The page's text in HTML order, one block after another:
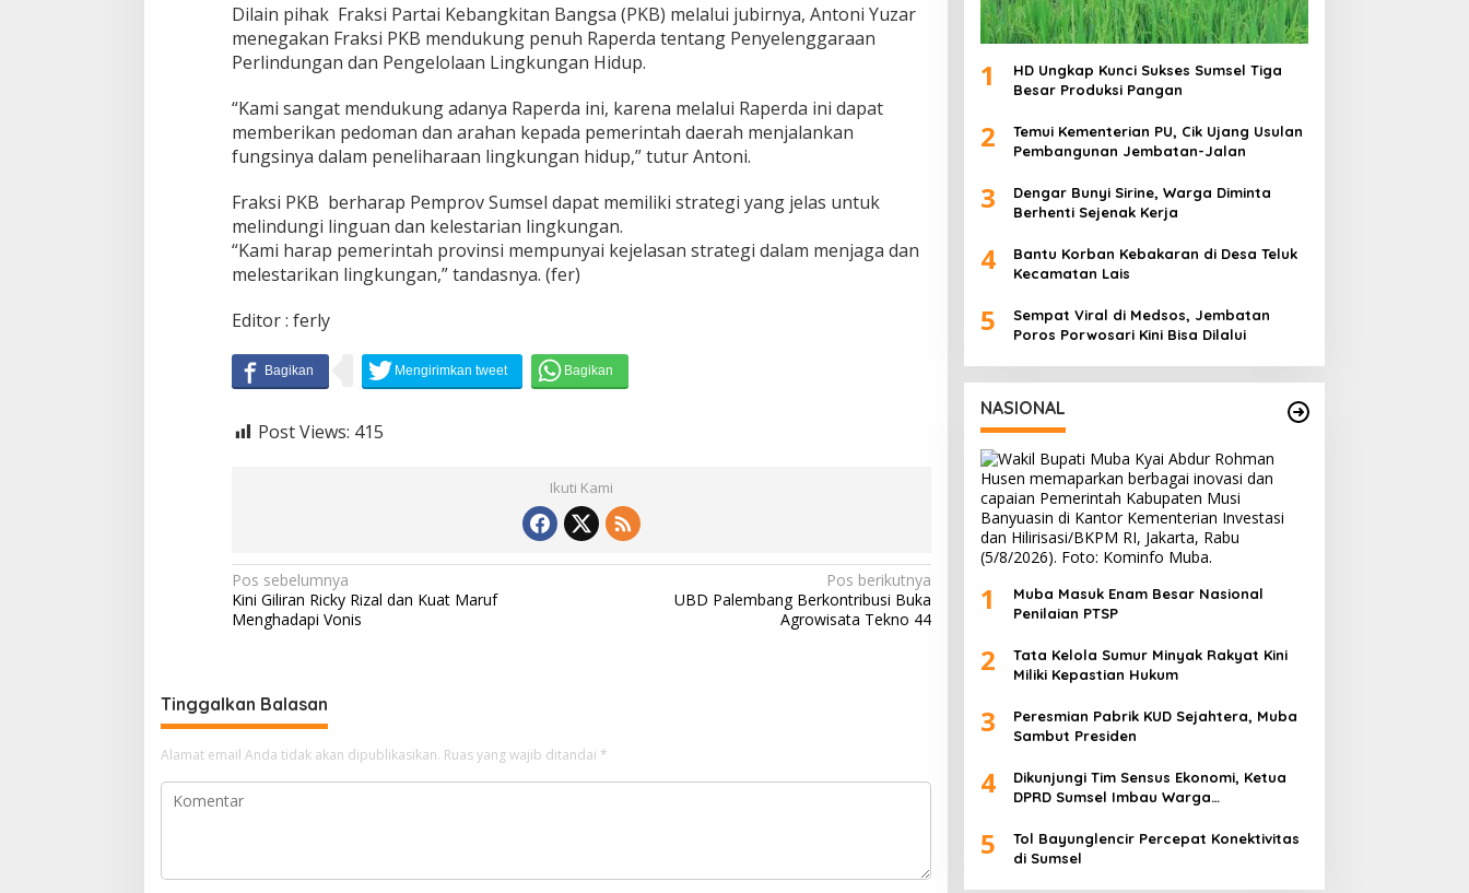
Dilain pihak Fraksi Partai Kebangkitan Bangsa (PKB) melalui jubirnya, Antoni Yuzar
menegakan Fraksi PKB mendukung penuh Raperda tentang Penyelenggaraan
Perlindungan dan Pengelolaan Lingkungan Hidup.
“Kami sangat mendukung adanya Raperda ini, karena melalui Raperda ini dapat
memberikan pedoman dan arahan kepada pemerintah daerah menjalankan
fungsinya dalam peneliharaan lingkungan hidup,” tutur Antoni.
Fraksi PKB berharap Pemprov Sumsel dapat memiliki strategi yang jelas untuk
melindungi linguan dan kelestarian lingkungan.
“Kami harap pemerintah provinsi mempunyai kejelasan strategi dalam menjaga dan
melestarikan lingkungan,” tandasnya. (fer)
Editor : ferly
Post Views: 415
Ikuti Kami
N
a
g
a
s
i
Pos sebelumnya
Kini Giliran Ricky Rizal dan Kuat Maruf
Menghadapi Vonis
Pos berikutnya
UBD Palembang Berkontribusi Buka
Agrowisata Tekno 44
Tinggalkan Balasan
Alamat email Anda tidak akan dipublikasikan. Ruas yang wajib ditandai *
1
HD Ungkap Kunci Sukses Sumsel Tiga
Besar Produksi Pangan
2
Temui Kementerian PU, Cik Ujang Usulan
Pembangunan Jembatan-Jalan
3
Dengar Bunyi Sirine, Warga Diminta
Berhenti Sejenak Kerja
4
Bantu Korban Kebakaran di Desa Teluk
Kecamatan Lais
5
Sempat Viral di Medsos, Jembatan
Poros Porwosari Kini Bisa Dilalui
NASIONAL
1
Muba Masuk Enam Besar Nasional
Penilaian PTSP
2
Tata Kelola Sumur Minyak Rakyat Kini
Miliki Kepastian Hukum
3
Peresmian Pabrik KUD Sejahtera, Muba
Sambut Presiden
4
Dikunjungi Tim Sensus Ekonomi, Ketua
DPRD Sumsel Imbau Warga
5
Tol Bayunglencir Percepat Konektivitas
di Sumsel